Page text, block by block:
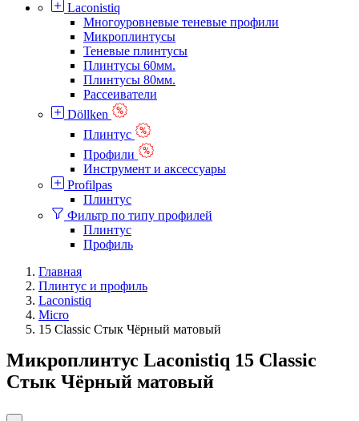
Laconistiq
Многоуровневые теневые профили
Микроплинтусы
Теневые плинтусы
Плинтусы 60мм.
Плинтусы 80мм.
Рассеиватели
Döllken
Плинтус
Профили
Инструмент и аксессуары
Profilpas
Плинтус
Фильтр по типу профилей
Плинтус
Профиль
Главная
Плинтус и профиль
Laconistiq
Micro
15 Classic Стык Чёрный матовый
Микроплинтус Laconistiq 15 Classic
Стык Чёрный матовый